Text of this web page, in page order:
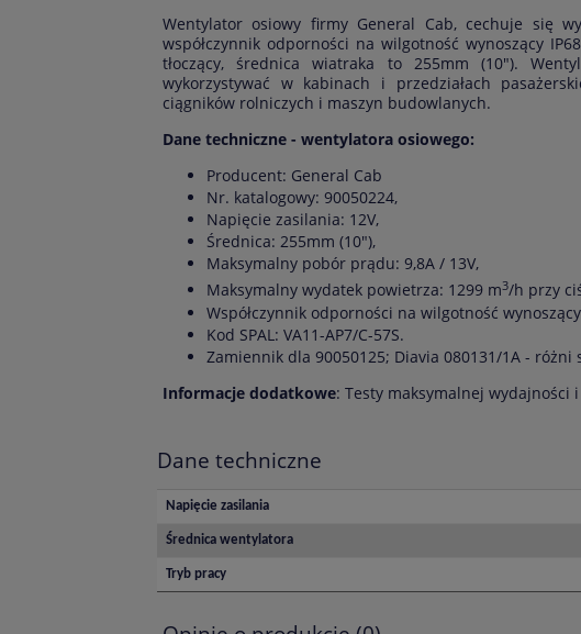
Wentylator osiowy firmy General Cab, cechuje się
współczynnik odporności na wilgotność wynoszący
tłoczący, średnica wiatraka to 255mm (10").
wykorzystywać w kabinach i przedziałach
ciągników rolniczych i maszyn budowlanych.
Dane techniczne - wentylatora osiowego:
Producent: General Cab
Nr. katalogowy: 90050224,
Napięcie zasilania: 12V,
Średnica: 255mm (10"),
Maksymalny pobór prądu: 9,8A / 13V,
Maksymalny wydatek powietrza: 1299 m3/h przy
Współczynnik odporności na wilgotność
Kod SPAL: VA11-AP7/C-57S.
Zamiennik dla 90050125; Diavia 080131/1A - różni
Informacje dodatkowe: Testy maksymalnej
Dane techniczne
Napięcie zasilania
Średnica wentylatora
Tryb pracy